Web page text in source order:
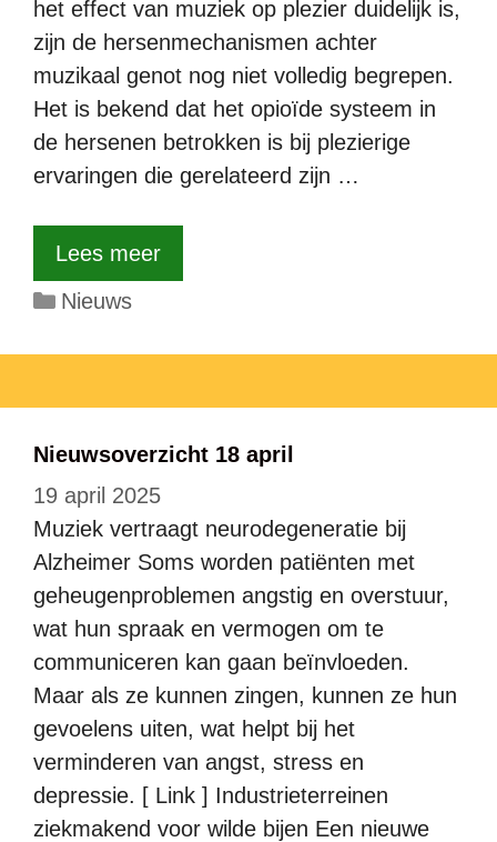
het effect van muziek op plezier duidelijk is,
zijn de hersenmechanismen achter
muzikaal genot nog niet volledig begrepen.
Het is bekend dat het opioïde systeem in
de hersenen betrokken is bij plezierige
ervaringen die gerelateerd zijn …
Lees meer
Categorieën
Nieuws
Nieuwsoverzicht 18 april
19 april 2025
Muziek vertraagt neurodegeneratie bij
Alzheimer Soms worden patiënten met
geheugenproblemen angstig en overstuur,
wat hun spraak en vermogen om te
communiceren kan gaan beïnvloeden.
Maar als ze kunnen zingen, kunnen ze hun
gevoelens uiten, wat helpt bij het
verminderen van angst, stress en
depressie. [ Link ] Industrieterreinen
ziekmakend voor wilde bijen Een nieuwe